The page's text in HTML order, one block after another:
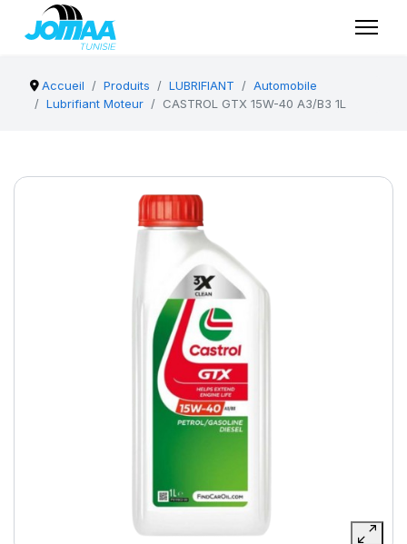
Accueil Produits LUBRIFIANT
Automobile
Lubrifiant Moteur
CASTROL GTX 15W-40 A3/B3 1L